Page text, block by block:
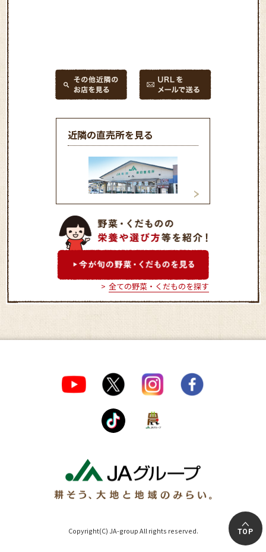
近隣の直売所を見る
全ての野菜・くだものを探す
Copyright(C) JA-group All rights reserved. TOP